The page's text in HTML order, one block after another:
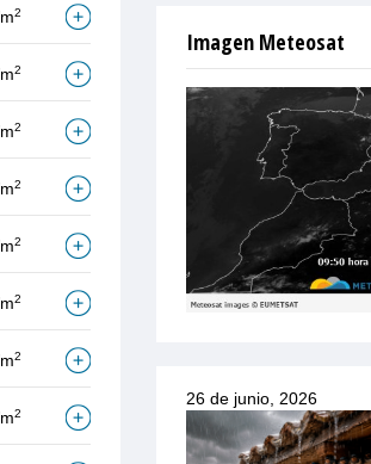
2
2
2
2
2
2
2
2
Imagen Meteosat
26 de junio, 2026